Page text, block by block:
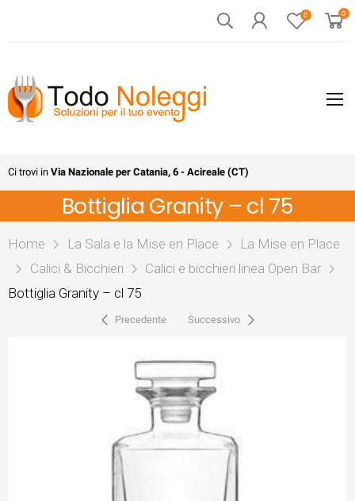
0 0
Ci trovi in Via Nazionale per Catania, 6 - Acireale (CT)
Bottiglia Granity – cl 75
Home La Sala e la Mise en Place
La Mise en Place
Calici & Bicchieri
Calici e bicchieri linea Open Bar
Bottiglia Granity – cl 75
Precedente Successivo